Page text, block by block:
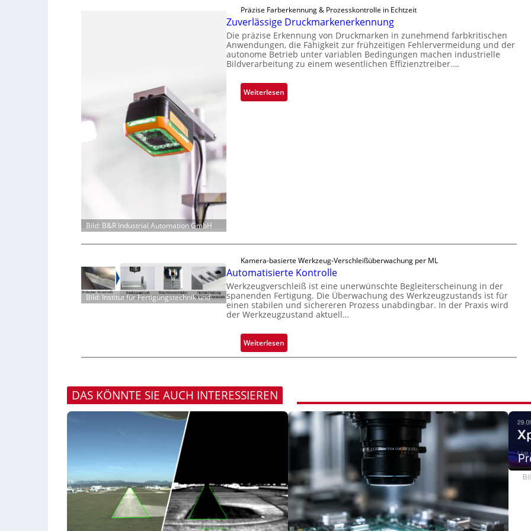
k
V
i
s
i
o
n
t
Ü
b
e
r
a
h
r
L
a
b
s
a
u
s
Bild: B&R Industrial Automation GmbH
Präzise Farberkennung & Prozesskontrolle in Echtzeit
Zuverlässige Druckmarkenerkennung
Die präzise Erkennung von Druckmarken in zunehmend farbkritischen
Anwendungen, die Fähigkeit zur frühzeitigen Fehlervermeidung und der
autonome Betrieb unter variablen Bedingungen machen industrielle
Bildverarbeitung zu einem wesentlichen Effizienztreiber.…
Weiterlesen:
Z
r
u
c
k
m
r
k
k
g
Bild: Institut für Fertigungstechnik und
Kamera-basierte Werkzeug-Verschleißüberwachung per ML
Automatisierte Kontrolle
Werkzeugverschleiß ist eine unerwünschte Begleiterscheinung in der
spanenden Fertigung. Die Überwachung des Werkzeugzustands ist für
einen stabilen und sichereren Prozess unabdingbar. In der Praxis wird
der Werkzeugzustand aktuell…
Weiterlesen:
A
a
r
t
e
DAS KÖNNTE SIE AUCH INTERESSIEREN